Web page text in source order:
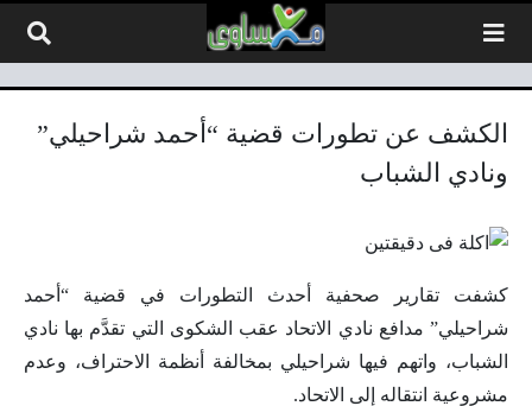
الكشف عن تطورات قضية “أحمد شراحيلي”
ونادي الشباب
كشفت تقارير صحفية أحدث التطورات في قضية “أحمد
شراحيلي” مدافع نادي الاتحاد عقب الشكوى التي تقدَّم بها نادي
الشباب، واتهم فيها شراحيلي بمخالفة أنظمة الاحتراف، وعدم
مشروعية انتقاله إلى الاتحاد.